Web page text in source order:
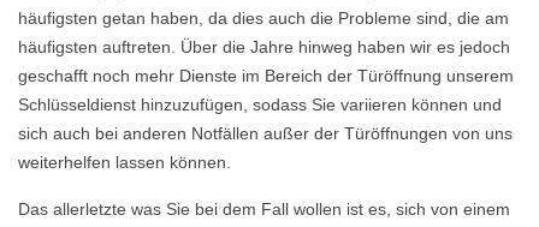
häufigsten getan haben, da dies auch die Probleme sind, die am
häufigsten auftreten. Über die Jahre hinweg haben wir es jedoch
geschafft noch mehr Dienste im Bereich der Türöffnung unserem
Schlüsseldienst hinzuzufügen, sodass Sie variieren können und
sich auch bei anderen Notfällen außer der Türöffnungen von uns
weiterhelfen lassen können.
Das allerletzte was Sie bei dem Fall wollen ist es, sich von einem